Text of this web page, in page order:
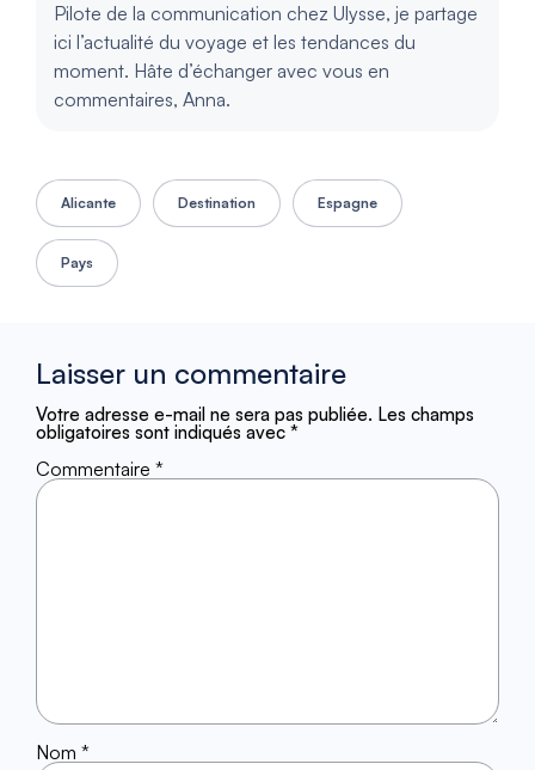
Pilote de la communication chez Ulysse, je partage
ici l’actualité du voyage et les tendances du
moment. Hâte d’échanger avec vous en
commentaires, Anna.
Alicante Destination Espagne
Pays
Laisser un commentaire
Votre adresse e-mail ne sera pas publiée. Les champs
obligatoires sont indiqués avec *
Commentaire *
Nom *